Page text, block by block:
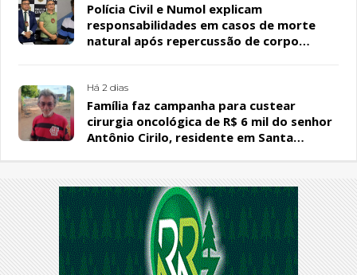
Polícia Civil e Numol explicam
responsabilidades em casos de morte
natural após repercussão de corpo
Há 2 dias
Família faz campanha para custear
cirurgia oncológica de R$ 6 mil do senhor
Antônio Cirilo, residente em Santa